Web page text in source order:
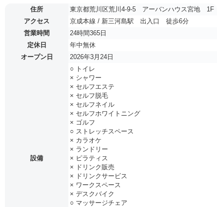
住所
東京都荒川区荒川4-9-5 アーバンハウス宮地 1F
アクセス
京成本線 / 新三河島駅 出入口 徒歩6分
営業時間
24時間365日
定休日
年中無休
オープン日
2026年3月24日
設備
○ トイレ
× シャワー
× セルフエステ
× セルフ脱毛
× セルフネイル
× セルフホワイトニング
× ゴルフ
○ ストレッチスペース
× カラオケ
× ランドリー
× ピラティス
× ドリンク販売
× ドリンクサービス
× ワークスペース
× デスクバイク
○ マッサージチェア